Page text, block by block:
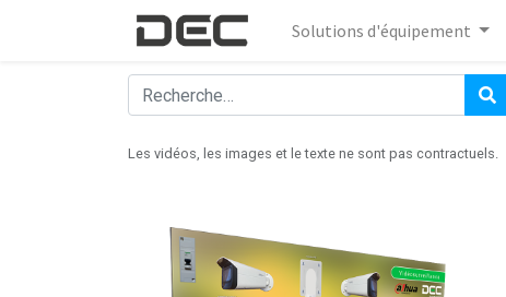
Solutions d'équipement
Les vidéos, les images et le texte ne sont pas contractuels.